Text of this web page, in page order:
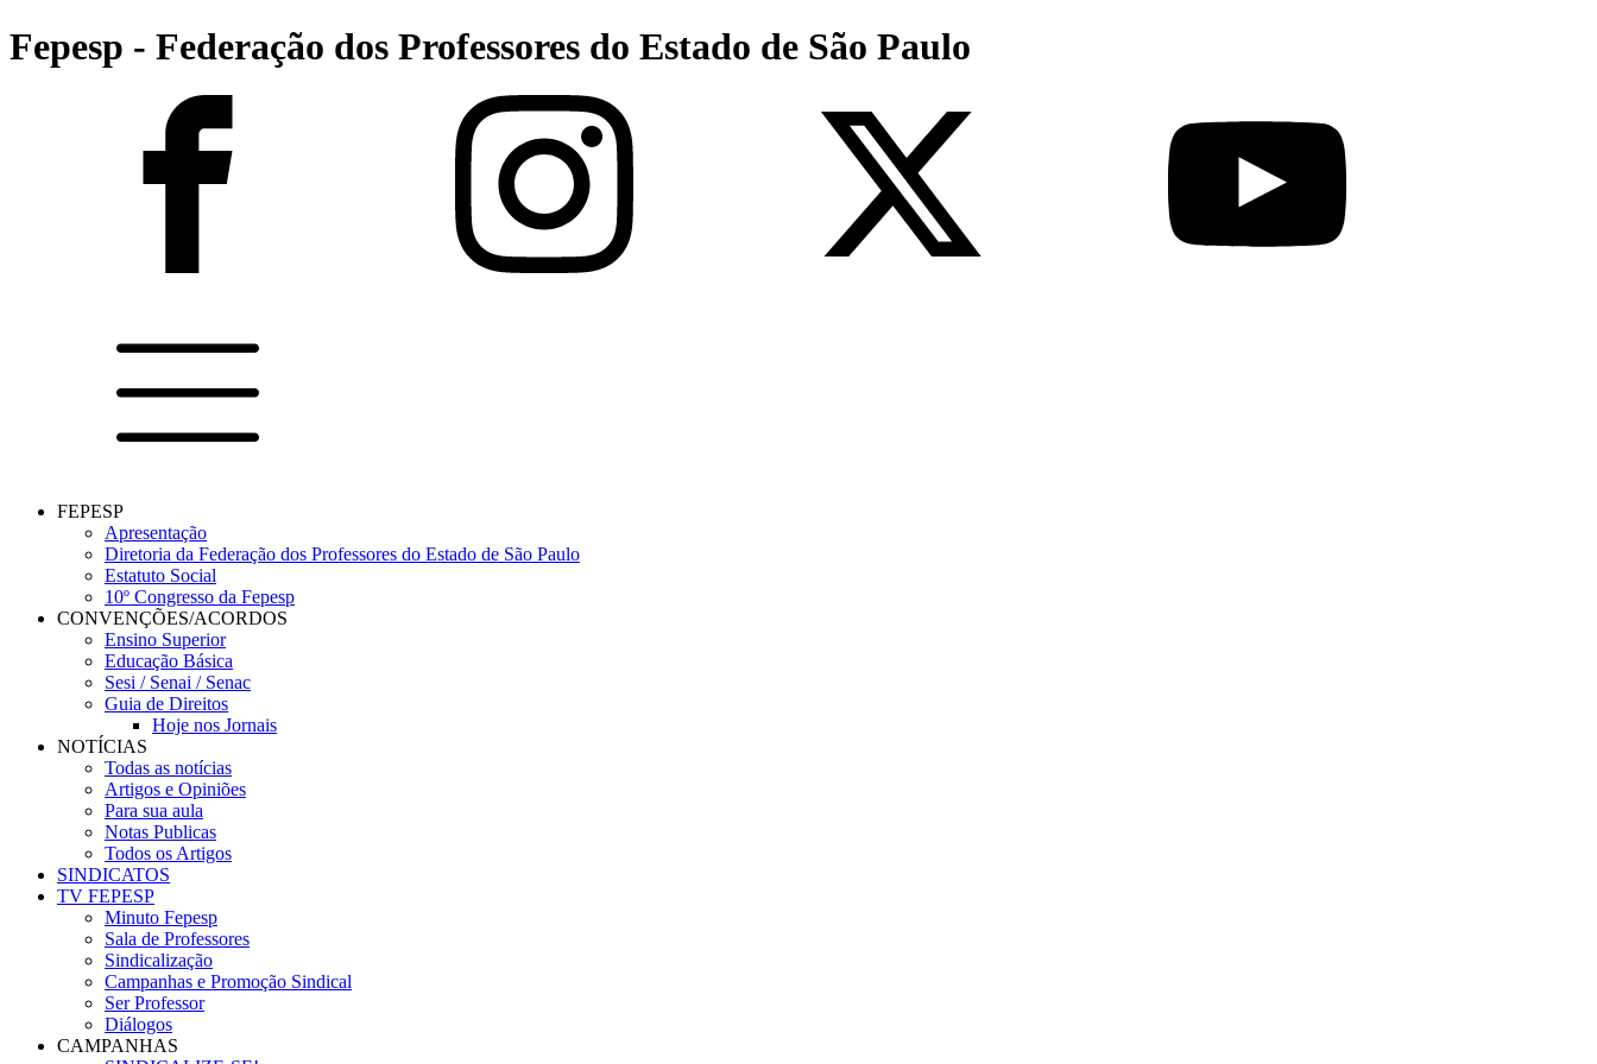
Fepesp - Federação dos Professores do Estado de São Paulo
FEPESP
Apresentação
Diretoria da Federação dos Professores do Estado de São Paulo
Estatuto Social
10º Congresso da Fepesp
CONVENÇÕES/ACORDOS
Ensino Superior
Educação Básica
Sesi / Senai / Senac
Guia de Direitos
Hoje nos Jornais
NOTÍCIAS
Todas as notícias
Artigos e Opiniões
Para sua aula
Notas Publicas
Todos os Artigos
SINDICATOS
TV FEPESP
Minuto Fepesp
Sala de Professores
Sindicalização
Campanhas e Promoção Sindical
Ser Professor
Diálogos
CAMPANHAS